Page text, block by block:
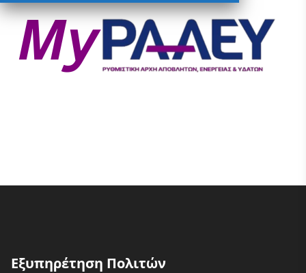
Εξυπηρέτηση Πολιτών